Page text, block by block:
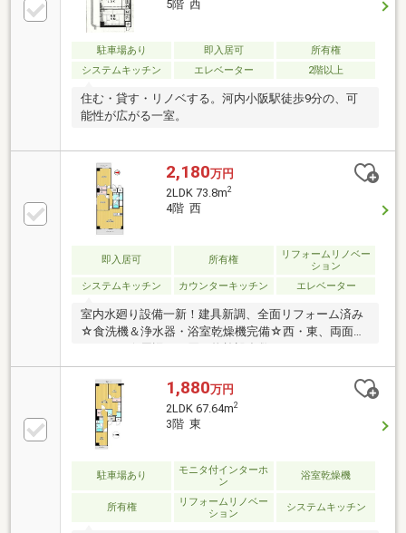
5階 西
駐車場あり 即入居可
所有権
システムキッチン
エレベーター 2階以上
住む・貸す・リノベする。河内小阪駅徒歩9分の、可
能性が広がる一室。
2,180万円
2LDK 73.8m2
4階 西
即入居可 所有権
リフォームリノベー
ション
システムキッチン
カウンターキッチン エレベーター
室内水廻り設備一新！建具新調、全面リフォーム済み
☆食洗機＆浄水器・浴室乾燥機完備☆西・東、両面バ
ルコニー☆周辺にお買い物施設多数あり♪2WAYアクセ
ス可能です♪
1,880万円
2LDK 67.64m2
3階 東
駐車場あり
モニタ付インターホ
ン
浴室乾燥機
所有権
リフォームリノベー
ション
システムキッチン